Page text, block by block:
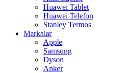
Huawei Tablet
Huawei Telefon
Stanley Termos
Markalar
Apple
Samsung
Dyson
Anker